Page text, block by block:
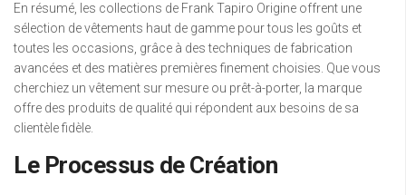
En résumé, les collections de Frank Tapiro Origine offrent une
sélection de vêtements haut de gamme pour tous les goûts et
toutes les occasions, grâce à des techniques de fabrication
avancées et des matières premières finement choisies. Que vous
cherchiez un vêtement sur mesure ou prêt-à-porter, la marque
offre des produits de qualité qui répondent aux besoins de sa
clientèle fidèle.
Le Processus de Création